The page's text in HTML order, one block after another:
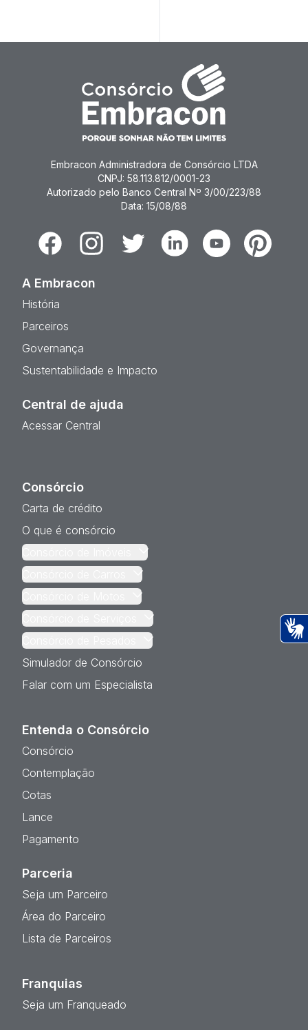
Embracon Administradora de Consórcio LTDA
CNPJ: 58.113.812/0001-23
Autorizado pelo Banco Central Nº 3/00/223/88
Data: 15/08/88
FacebookInstagramTwitter LinkedinYoutubePinterest
A Embracon
História
Parceiros
Governança
Sustentabilidade e Impacto
Central de ajuda
Acessar Central
Consórcio
Carta de crédito
O que é consórcio
Consórcio de Imóveis
Consórcio de Carros
Consórcio de Motos
Consórcio de Serviços
Consórcio de Pesados
Simulador de Consórcio
Falar com um Especialista
Entenda o Consórcio
Consórcio
Contemplação
Cotas
Lance
Pagamento
Parceria
Seja um Parceiro
Área do Parceiro
Lista de Parceiros
Franquias
Seja um Franqueado